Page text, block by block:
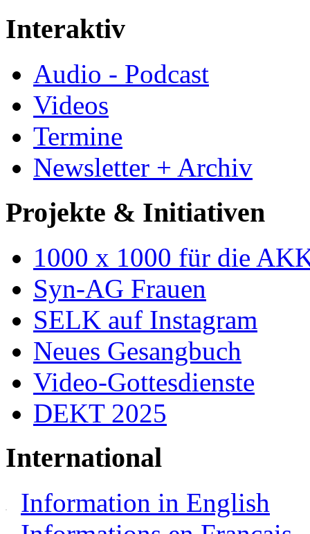
Interaktiv
Audio - Podcast
Videos
Termine
Newsletter + Archiv
Projekte & Initiativen
1000 x 1000 für die
Syn-AG Frauen
SELK auf Instagram
Neues Gesangbuch
Video-Gottesdienste
DEKT 2025
International
Information in English